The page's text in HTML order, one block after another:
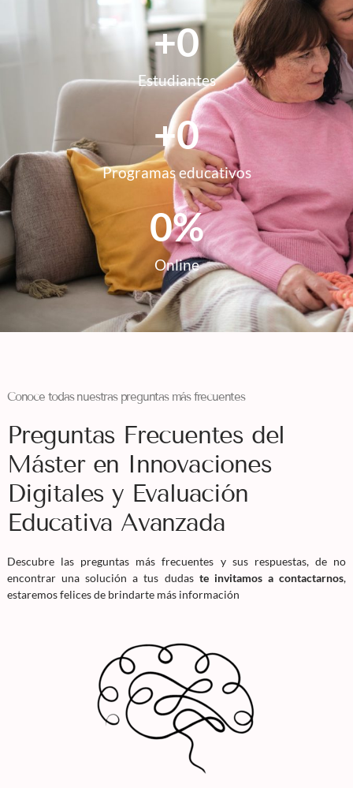
Estudiantes
+0
Programas educativos
+0
Online
0%
Conoce todas nuestras preguntas más frecuentes
Preguntas Frecuentes del
Máster en Innovaciones
Digitales y Evaluación
Educativa Avanzada
Descubre las preguntas más frecuentes y sus respuestas, de no
encontrar una solución a tus dudas te invitamos a contactarnos,
estaremos felices de brindarte más información